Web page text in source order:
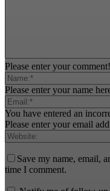
Please enter your comment!
Please enter your name
You have entered an
Please enter your email
Save my name, email,
time I comment.